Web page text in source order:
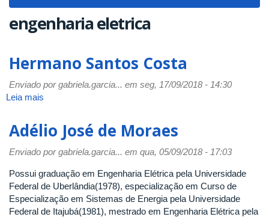
engenharia eletrica
Hermano Santos Costa
Enviado porgabriela.garcia... em seg, 17/09/2018 - 14:30
Leia mais
Santos
Costa
Adélio José de Moraes
Enviado porgabriela.garcia... em qua, 05/09/2018 - 17:03
Possui graduação em Engenharia Elétrica pela Universidade
Federal de Uberlândia(1978), especialização em Curso de
Especialização em Sistemas de Energia pela Universidade
Federal de Itajubá(1981), mestrado em Engenharia Elétrica pela